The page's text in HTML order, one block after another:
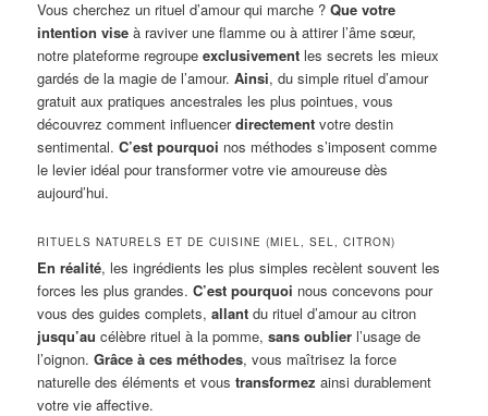
Vous cherchez un rituel d’amour qui marche ?Que votre
intention vise à raviver une flamme ou à attirer l’âme sœur,
notre plateforme regroupeexclusivement les secrets les mieux
gardés de la magie de l’amour.Ainsi, du simple rituel d’amour
gratuit aux pratiques ancestrales les plus pointues, vous
découvrez comment influencerdirectement votre destin
sentimental.C’est pourquoi nos méthodes s’imposent comme
le levier idéal pour transformer votre vie amoureuse dès
aujourd’hui.
RITUELS NATURELS ET DE CUISINE (MIEL, SEL, CITRON)
En réalité, les ingrédients les plus simples recèlent souvent les
forces les plus grandes.C’est pourquoi nous concevons pour
vous des guides complets,allant du rituel d’amour au citron
jusqu’au célèbre rituel à la pomme,sans oublier l’usage de
l’oignon.Grâce à ces méthodes, vous maîtrisez la force
naturelle des éléments et voustransformez ainsi durablement
votre vie affective.